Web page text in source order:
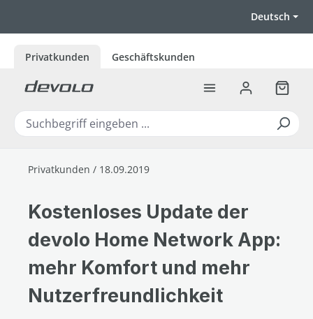
Deutsch
Privatkunden Geschäftskunden
Privatkunden / 18.09.2019
Kostenloses Update der
devolo Home Network App:
mehr Komfort und mehr
Nutzerfreundlichkeit